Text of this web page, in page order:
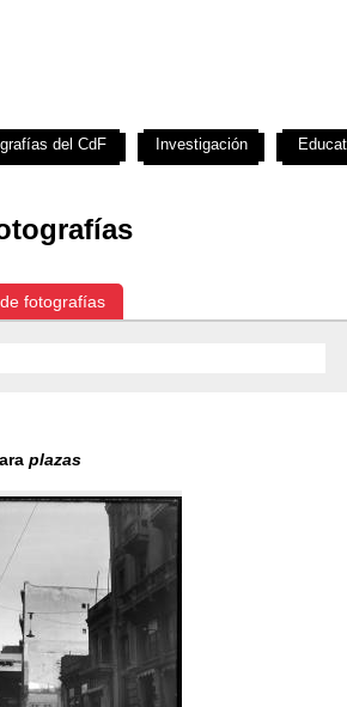
fotografías
plazas
del CdF Investigación